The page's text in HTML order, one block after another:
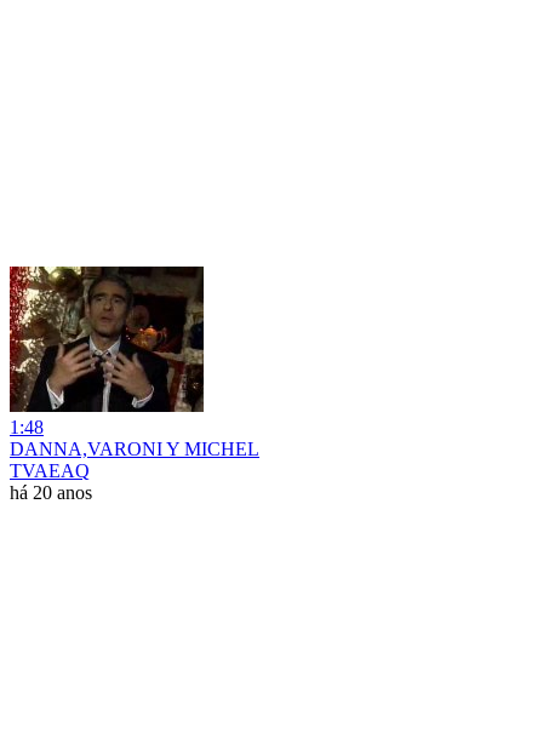
1:48
DANNA,VARONI Y MICHEL
TVAEAQ
há 20 anos